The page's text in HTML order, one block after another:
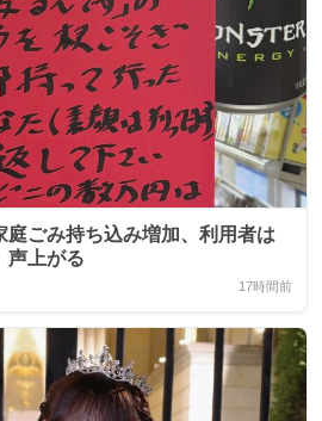
庭ごみ持ち込み増加、利用者は
声上がる
17時間前